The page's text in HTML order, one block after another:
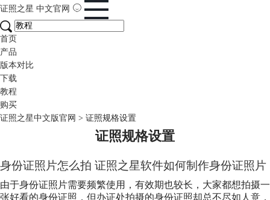
证照之星 中文官网
首页
产品
版本对比
下载
教程
购买
证照之星中文版官网 > 证照规格设置
证照规格设置
身份证照片怎么拍 证照之星软件如何制作身份证照片
由于身份证照片需要频繁使用，有效期也较长，大家都想拍摄一
张好看的身份证照，但办证处拍摄的身份证照却总不尽如人意，